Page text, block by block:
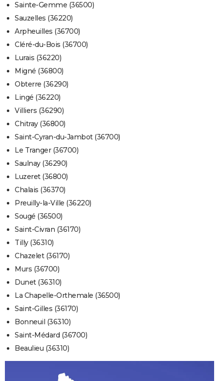
Sainte-Gemme (36500)
Sauzelles (36220)
Arpheuilles (36700)
Cléré-du-Bois (36700)
Lurais (36220)
Migné (36800)
Obterre (36290)
Lingé (36220)
Villiers (36290)
Chitray (36800)
Saint-Cyran-du-Jambot (36700)
Le Tranger (36700)
Saulnay (36290)
Luzeret (36800)
Chalais (36370)
Preuilly-la-Ville (36220)
Sougé (36500)
Saint-Civran (36170)
Tilly (36310)
Chazelet (36170)
Murs (36700)
Dunet (36310)
La Chapelle-Orthemale (36500)
Saint-Gilles (36170)
Bonneuil (36310)
Saint-Médard (36700)
Beaulieu (36310)